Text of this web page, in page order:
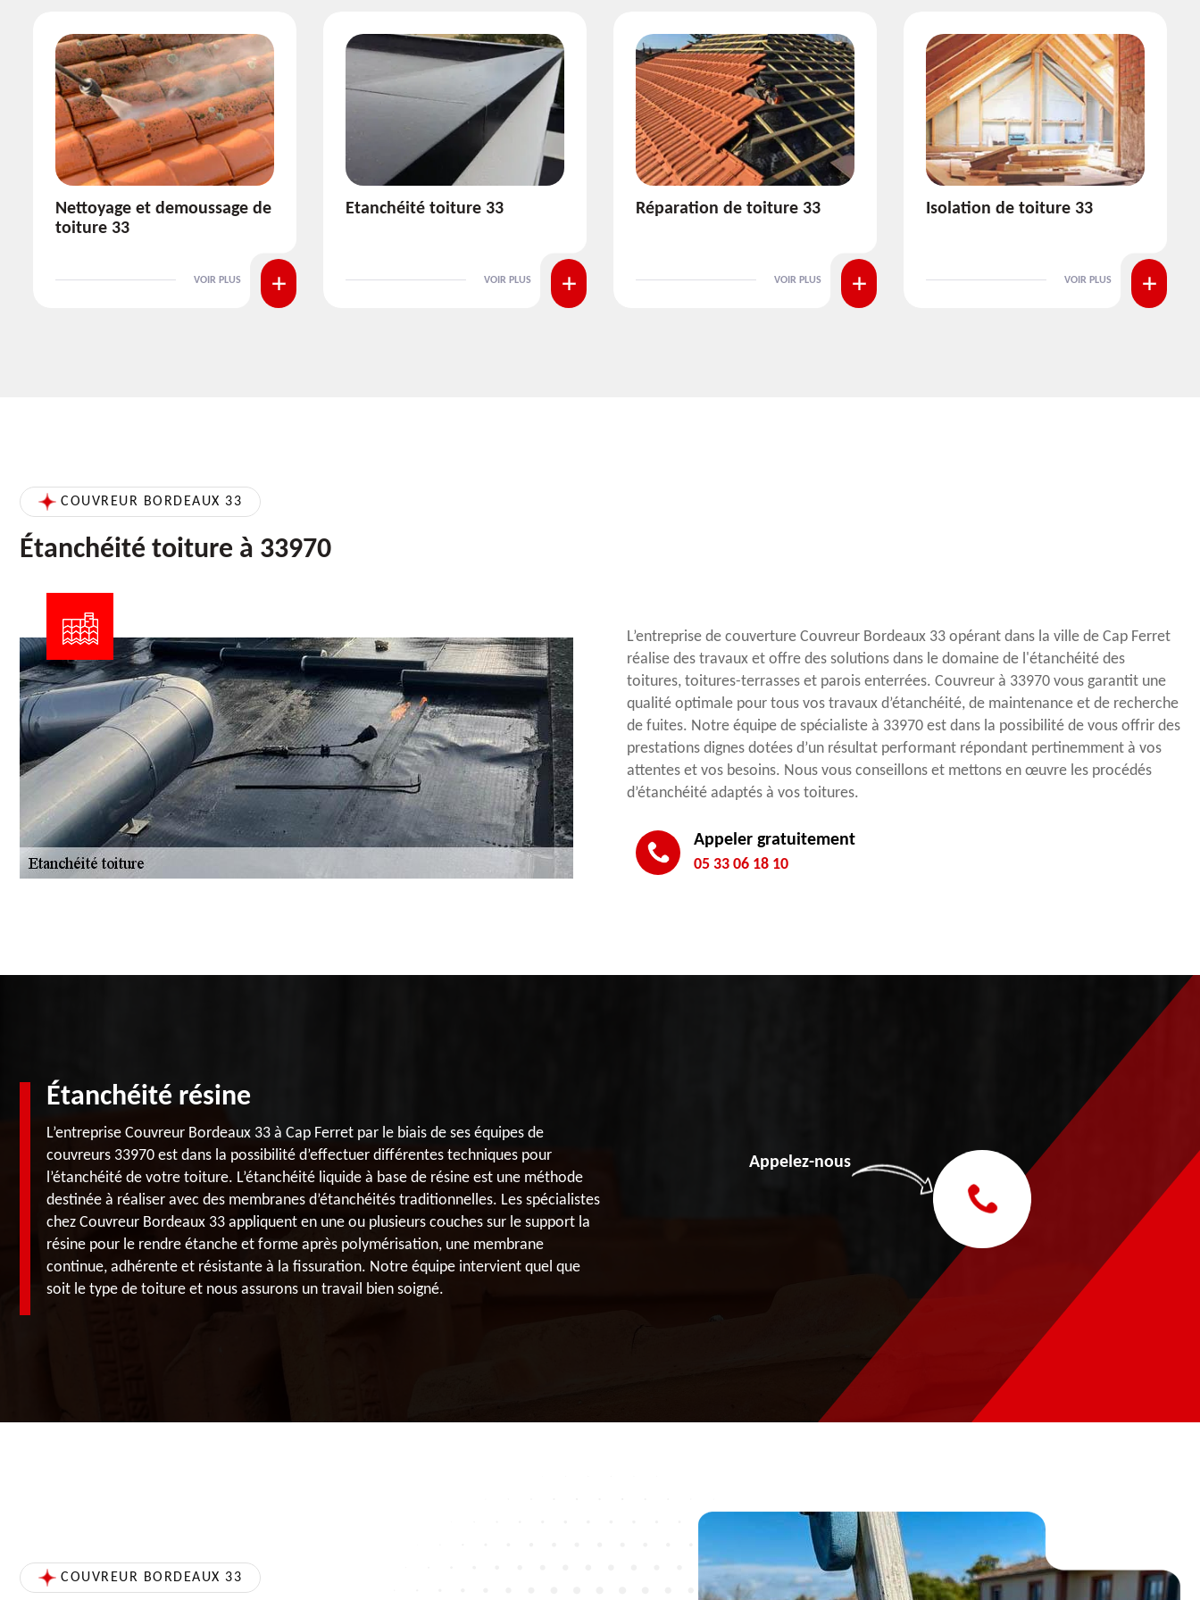
Etanchéité toiture 33
VOIR PLUS
Réparation de toiture 33
VOIR PLUS
Isolation de toiture 33
VOIR PLUS
Pose et nettoyage de
VOIR PLUS
COUVREUR BORDEAUX 33
Étanchéité toiture à 33970
L’entreprise de couverture Couvreur Bordeaux 33 opérant dans la ville de Cap Ferret
réalise des travaux et offre des solutions dans le domaine de l'étanchéité des
toitures, toitures-terrasses et parois enterrées. Couvreur à 33970 vous garantit une
qualité optimale pour tous vos travaux d’étanchéité, de maintenance et de recherche
de fuites. Notre équipe de spécialiste à 33970 est dans la possibilité de vous offrir des
prestations dignes dotées d’un résultat performant répondant pertinemment à vos
attentes et vos besoins. Nous vous conseillons et mettons en œuvre les procédés
d’étanchéité adaptés à vos toitures.
Appeler gratuitement
05 33 06 18 10
Étanchéité résine
L’entreprise Couvreur Bordeaux 33 à Cap Ferret par le biais de ses équipes de
couvreurs 33970 est dans la possibilité d’effectuer différentes techniques pour
l’étanchéité de votre toiture. L’étanchéité liquide à base de résine est une méthode
destinée à réaliser avec des membranes d’étanchéités traditionnelles. Les spécialistes
chez Couvreur Bordeaux 33 appliquent en une ou plusieurs couches sur le support la
résine pour le rendre étanche et forme après polymérisation, une membrane
continue, adhérente et résistante à la fissuration. Notre équipe intervient quel que
soit le type de toiture et nous assurons un travail bien soigné.
Appelez-nous
COUVREUR BORDEAUX 33